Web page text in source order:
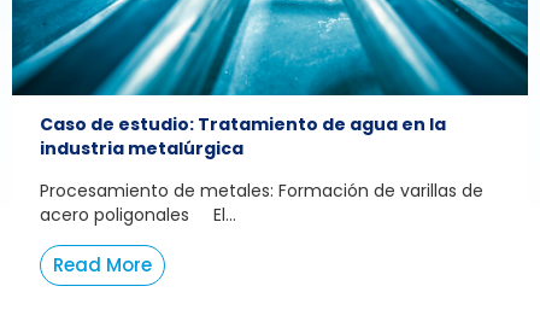
Caso de estudio: Tratamiento de agua en la
industria metalúrgica
Procesamiento de metales: Formación de varillas de
acero poligonales El...
Read More